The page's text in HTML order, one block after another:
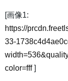
[画像1:
https://
33-
color=fff]